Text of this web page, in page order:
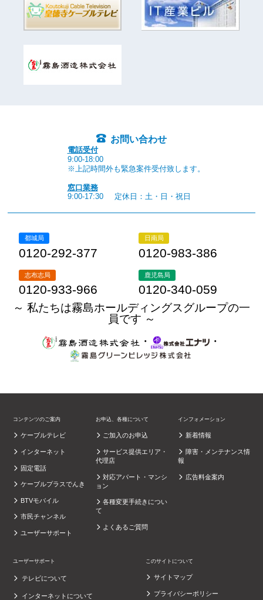
お問い合わせ
電話受付
9:00-18:00
※上記時間外も緊急案件受付致します。
窓口業務
9:00-17:30
定休日：土・日・祝日
都城局
0120-292-377
日南局
0120-983-386
志布志局
0120-933-966
鹿児島局
0120-340-059
～ 私たちは霧島ホールディングスグループの一
員です ～
・
・
コンテンツのご案内
ケーブルテレビ
インターネット
固定電話
ケーブルプラスでんき
BTVモバイル
市民チャンネル
ユーザーサポート
お申込、各種について
ご加入のお申込
サービス提供エリア・
代理店
対応アパート・マンシ
ョン
各種変更手続きについ
て
よくあるご質問
インフォメーション
新着情報
障害・メンテナンス情
報
広告料金案内
ユーザーサポート
テレビについて
インターネットについて
このサイトについて
サイトマップ
プライバシーポリシー